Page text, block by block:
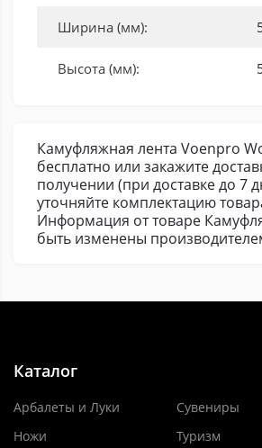
Ширина (мм):
Высота (мм):
Камуфляжная лента Voenpro
бесплатно или закажите
получении (при доставке до 7
уточняйте комплектацию
Информация от товаре
быть изменены
Каталог
Арбалеты и Луки
Ножи
Сувениры
Туризм